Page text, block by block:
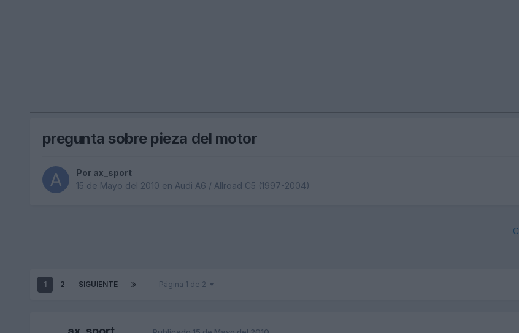
pregunta sobre pieza del motor
Por ax_sport
15 de Mayo del 2010 en Audi A6 / Allroad C5 (1997-2004)
1 2 SIGUIENTE Página 1 de 2